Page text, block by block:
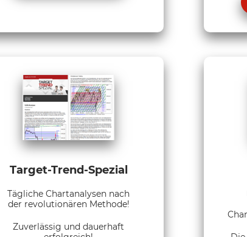
Target-Trend-Spezial
Tägliche Chartanalysen nach
der revolutionären Methode!
Zuverlässig und dauerhaft